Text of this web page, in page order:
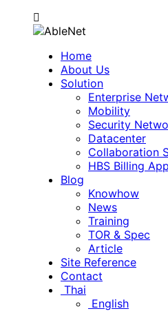
Home
About Us
Solution
Enterprise
Mobility
Security
Datacenter
Collaboration
HBS Billing
Blog
Knowhow
News
Training
TOR & Spec
Article
Site Reference
Contact
Thai
English